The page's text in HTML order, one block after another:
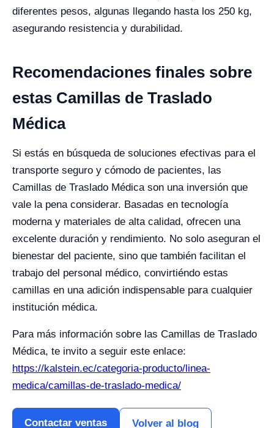
diferentes pesos, algunas llegando hasta los 250 kg,
asegurando resistencia y durabilidad.
Recomendaciones finales sobre
estas Camillas de Traslado
Médica
Si estás en búsqueda de soluciones efectivas para el
transporte seguro y cómodo de pacientes, las
Camillas de Traslado Médica son una inversión que
vale la pena considerar. Basadas en tecnología
moderna y materiales de alta calidad, ofrecen una
excelente duración y rendimiento. No solo aseguran el
bienestar del paciente, sino que también facilitan el
trabajo del personal médico, convirtiéndo estas
camillas en una adición indispensable para cualquier
institución médica.
Para más información sobre las Camillas de Traslado
Médica, te invito a seguir este enlace:
https://kalstein.ec/categoria-producto/linea-
medica/camillas-de-traslado-medica/
Contactar ventas Volver al blog